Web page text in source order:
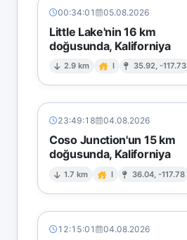
00:34:01 05.08.2026
Little Lake'nin 16 km
doğusunda, Kaliforniya
2.9 km I 35.92, -117.73
23:49:18 04.08.2026
Coso Junction'un 15 km
doğusunda, Kaliforniya
1.7 km I 36.04, -117.78
12:15:01 04.08.2026